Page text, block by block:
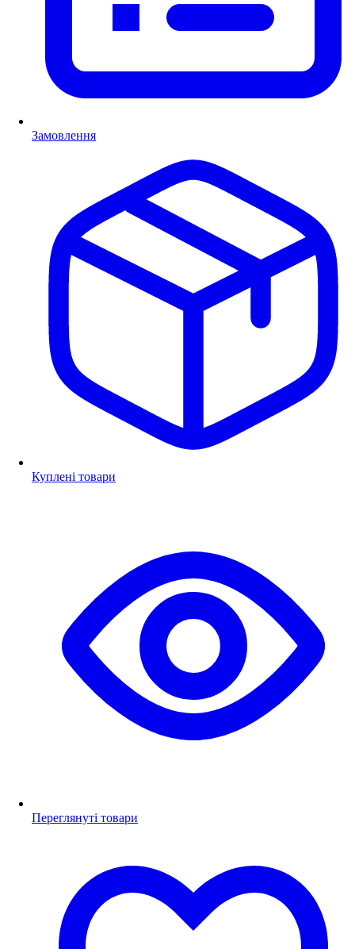
Замовлення
Куплені товари
Переглянуті товари